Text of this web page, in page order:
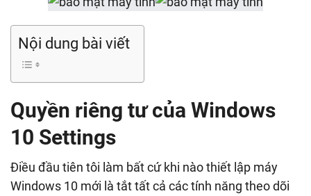
Nội dung bài viết
Quyền riêng tư của Windows
10 Settings
Điều đầu tiên tôi làm bất cứ khi nào thiết lập máy
Windows 10 mới là tắt tất cả các tính năng theo dõi